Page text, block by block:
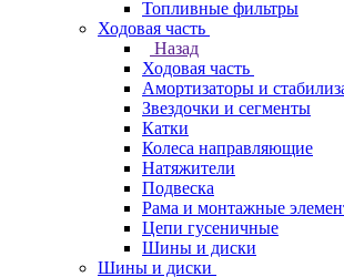
Топливные фильтры
Ходовая часть
Назад
Ходовая часть
Амортизаторы и
Звездочки и сегменты
Катки
Колеса направляющие
Натяжители
Подвеска
Рама и монтажные
Цепи гусеничные
Шины и диски
Шины и диски